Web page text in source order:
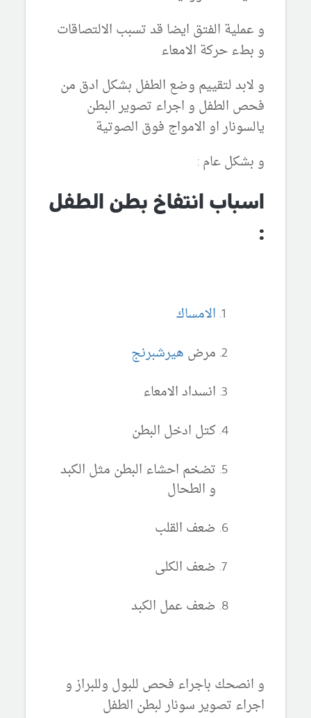
و عملية الفتق ايضا قد تسبب الالتصاقات
و بطء حركة الامعاء
و لابد لتقييم وضع الطفل بشكل ادق من
فحص الطفل و اجراء تصوير البطن
يالسونار او الامواج فوق الصوتية
و بشكل عام :
اسباب انتفاخ بطن الطفل
:
الامساك
مرض هيرشبرنج
انسداد الامعاء
كتل ادخل البطن
تضخم احشاء البطن مثل الكبد
و الطحال
ضعف القلب
ضعف الكلى
ضعف عمل الكبد
و انصحك باجراء فحص للبول وللبراز و
اجراء تصوير سونار لبطن الطفل